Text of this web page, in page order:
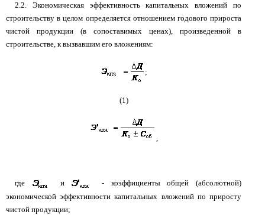
2.2. Экономическая эффективность капитальных вложений по
строительству в целом определяется отношением годового прироста
чистой продукции (в сопоставимых ценах), произведенной в
строительстве, к вызвавшим его вложениям:
;
(1)
,
где и
- коэффициенты общей (абсолютной)
экономической эффективности капитальных вложений по приросту
чистой продукции;